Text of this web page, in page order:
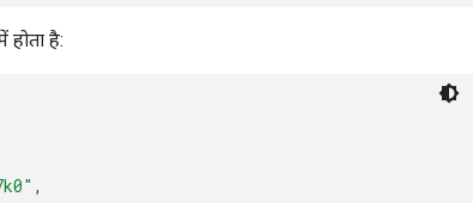
होता है:
,